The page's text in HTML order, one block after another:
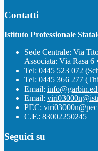
Contatti
Istituto Professionale
Sede Centrale: Via
Associata: Via Rasa
Tel: 0445 523 072
Tel: 0445 366 277
Email:
Email:
PEC:
C.F.: 83002250245
Seguici su